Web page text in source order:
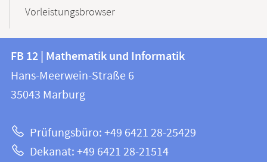
Vorleistungsbrowser
Kontakt
und
Informationen
Website
FB
12
|
und
Informatik
FB 12 | Mathematik und Informatik
Hans-Meerwein-Straße 6
35043 Marburg
Prüfungsbüro: +49 6421 28-25429
Dekanat: +49 6421 28-21514